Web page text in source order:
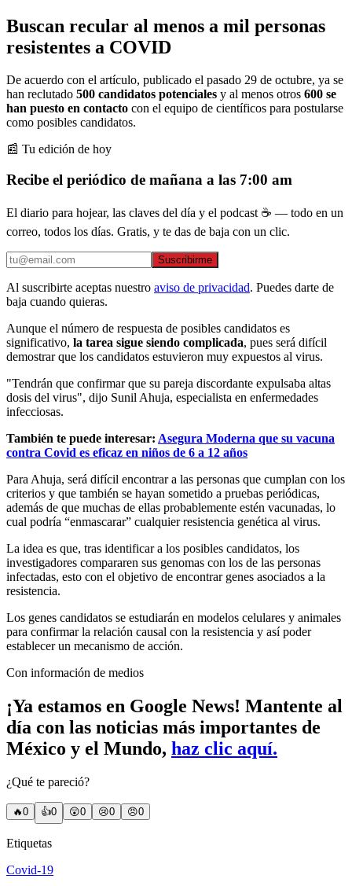
Buscan recular al menos a mil personas
resistentes a COVID
De acuerdo con el artículo, publicado el pasado 29 de octubre, ya se
han reclutado 500 candidatos potenciales y al menos otros 600 se
han puesto en contacto con el equipo de científicos para postularse
como posibles candidatos.
📰 Tu edición de hoy
Recibe el periódico de mañana a las 7:00 am
El diario para hojear, las claves del día y el podcast ☕ — todo en un
correo, todos los días. Gratis, y te das de baja con un clic.
Suscribirme
Al suscribirte aceptas nuestro aviso de privacidad. Puedes darte de
baja cuando quieras.
Aunque el número de respuesta de posibles candidatos es
significativo, la tarea sigue siendo complicada, pues será difícil
demostrar que los candidatos estuvieron muy expuestos al virus.
"Tendrán que confirmar que su pareja discordante expulsaba altas
dosis del virus", dijo Sunil Ahuja, especialista en enfermedades
infecciosas.
También te puede interesar: Asegura Moderna que su vacuna
contra Covid es eficaz en niños de 6 a 12 años
Para Ahuja, será difícil encontrar a las personas que cumplan con los
criterios y que también se hayan sometido a pruebas periódicas,
además de que muchas de ellas probablemente estén vacunadas, lo
cual podría “enmascarar” cualquier resistencia genética al virus.
La idea es que, tras identificar a los posibles candidatos, los
investigadores compararen sus genomas con los de las personas
infectadas, esto con el objetivo de encontrar genes asociados a la
resistencia.
Los genes candidatos se estudiarán en modelos celulares y animales
para confirmar la relación causal con la resistencia y así poder
establecer un mecanismo de acción.
Con información de medios
¡Ya estamos en Google News! Mantente al
día con las noticias más importantes de
México y el Mundo, haz clic aquí.
¿Qué te pareció?
🔥0 👍0 😲0 😢0 😠0
Etiquetas
Covid-19